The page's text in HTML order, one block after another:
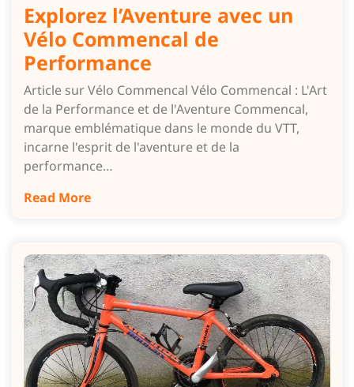
Explorez l’Aventure avec un
Vélo Commencal de
Performance
Article sur Vélo Commencal Vélo Commencal : L'Art
de la Performance et de l'Aventure Commencal,
marque emblématique dans le monde du VTT,
incarne l'esprit de l'aventure et de la
performance…
Read More